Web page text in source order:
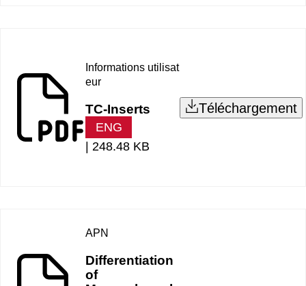
Informations utilisat
eur
TC-Inserts
ENG
248.48 KB
Téléchargement
APN
Differentiation
of